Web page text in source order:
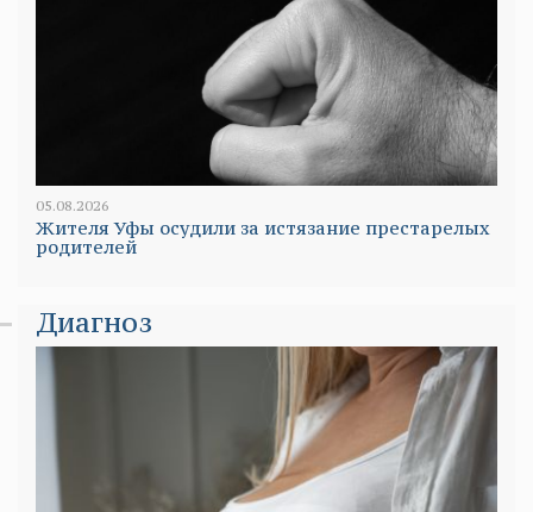
05.08.2026
Жителя Уфы осудили за истязание престарелых
родителей
Диагноз